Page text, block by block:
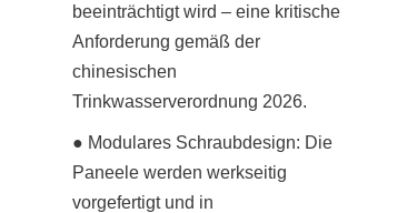
beeinträchtigt wird – eine kritische
Anforderung gemäß der
chinesischen
Trinkwasserverordnung 2026.
● Modulares Schraubdesign: Die
Paneele werden werkseitig
vorgefertigt und in